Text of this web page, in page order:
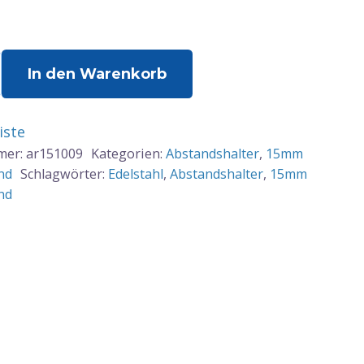
In den Warenkorb
ar151009 Kategorien: Abstandshalter, 15mm
Schlagwörter: Edelstahl, Abstandshalter, 15mm